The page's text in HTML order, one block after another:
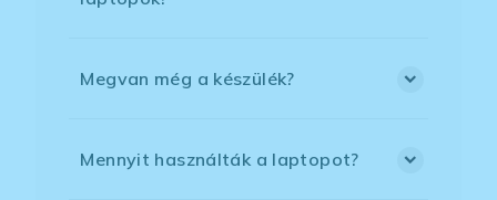
Megvan még a készülék?
Mennyit használták a laptopot?